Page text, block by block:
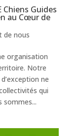
Chiens Guides
au Cœur de
de nous
organisation
Notre
ne
qui
sommes...